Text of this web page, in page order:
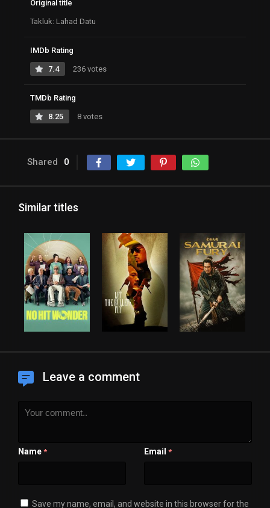
Original title
Takluk: Lahad Datu
IMDb Rating
7.4 236 votes
TMDb Rating
8.25 8 votes
Shared 0
Similar titles
Leave a comment
Name * Email *
Save my name, email, and website in this browser for the